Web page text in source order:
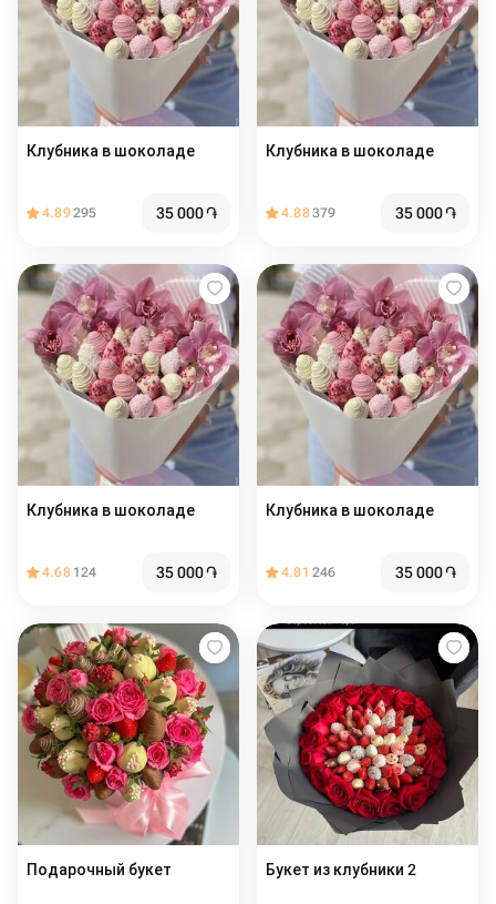
Клубника в шоколаде
4.89295 35 000֏
Клубника в шоколаде
4.88379 35 000֏
Клубника в шоколаде
4.68 124 35 000֏
Клубника в шоколаде
4.81 246 35 000֏
Подарочный букет Букет из клубники 2